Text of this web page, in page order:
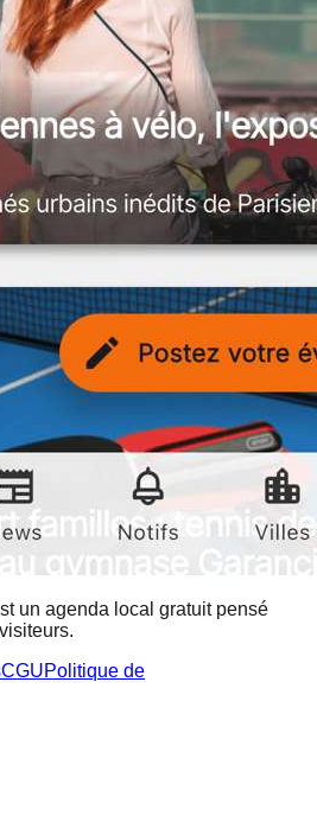
un agenda local gratuit pensé
CGUPolitique de